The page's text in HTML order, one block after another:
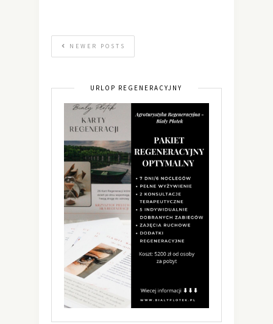
NEWER POSTS
URLOP REGENERACYJNY